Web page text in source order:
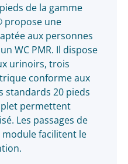
de la gamme
propose une
aux personnes
WC PMR. Il dispose
urinoirs, trois
conforme aux
standards 20 pieds
permettent
Les passages de
facilitent le